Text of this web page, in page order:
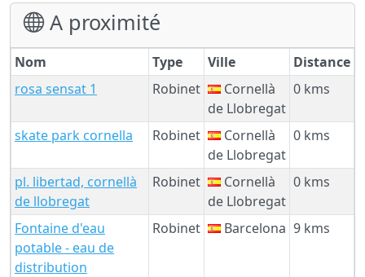
A proximité
Nom Type Ville
Distance
rosa sensat 1
Robinet
Cornellà
de Llobregat
0 kms
skate park cornella Robinet
Cornellà
de Llobregat
0 kms
pl. libertad, cornellà
de llobregat
Robinet
Cornellà
de Llobregat
0 kms
Fontaine d'eau
potable - eau de
distribution
Robinet Barcelona 9 kms